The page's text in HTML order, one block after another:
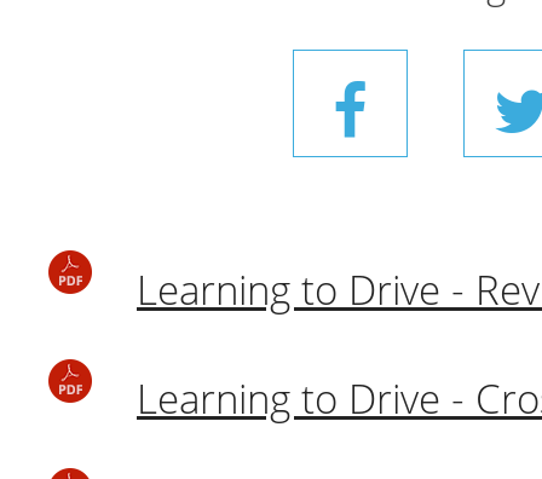
Learning to Drive -
Learning to Drive -